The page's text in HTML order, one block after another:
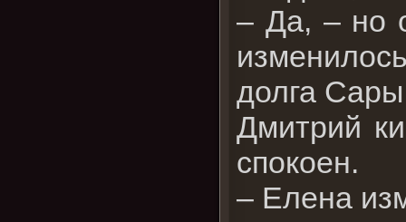
– Да, – но
долга
Дмитрий
спокоен.
– Елена